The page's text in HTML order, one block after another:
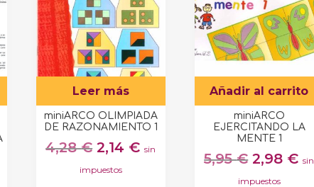
Leer más
miniARCO OLIMPIADA
DE RAZONAMIENTO 1
4,28€ El
precio
2,14 €El
sin
impuestos
Añadir al carrito
miniARCO
EJERCITANDO LA
MENTE 1
5,95€ El
precio
2,98 €El
sin
impuestos